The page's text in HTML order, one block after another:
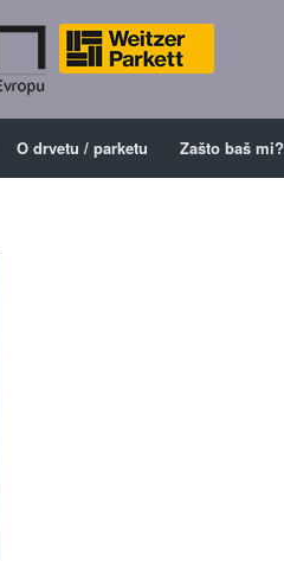
O drvetu / parketu Zašto baš mi?